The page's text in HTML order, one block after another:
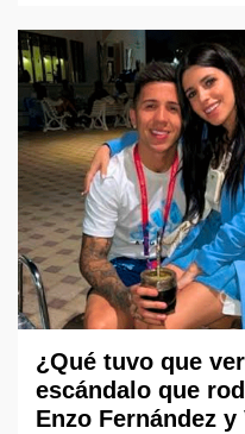
¿Qué tuvo que
escándalo que
Enzo Fernández